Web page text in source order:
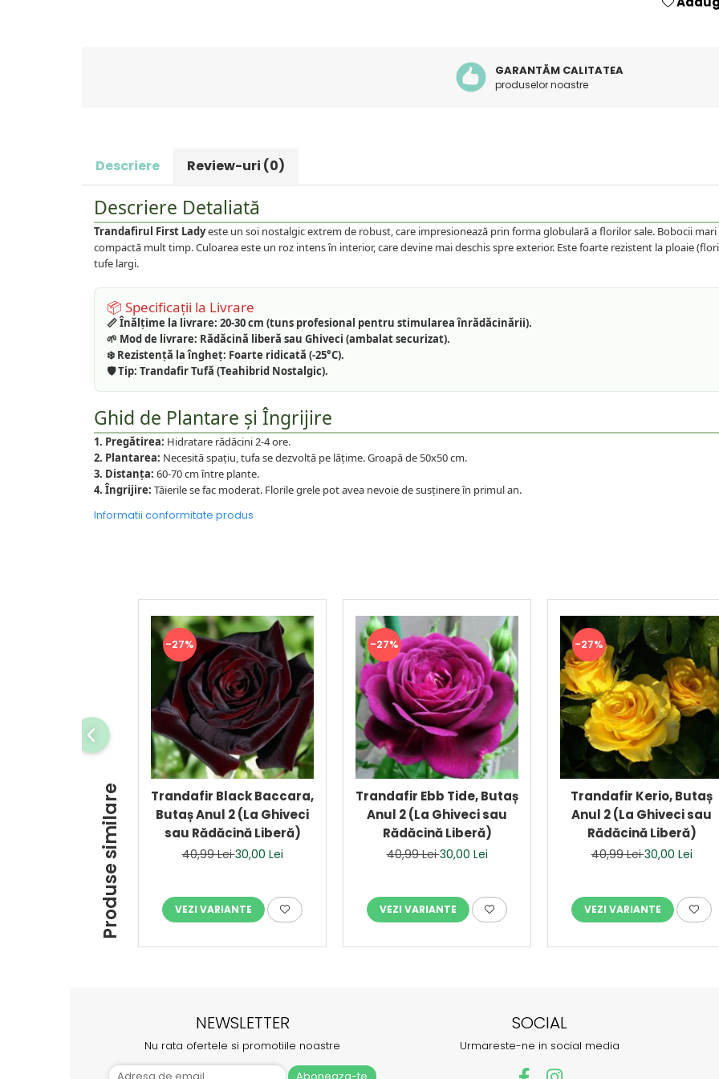
GARANTĂM CALITATEA
produselor noastre
Descriere Review-uri (0)
Descriere Detaliată
Trandafirul First Ladyeste un soi nostalgic extrem de robust, care impresionează prin forma globulară a florilor sale. Bobocii
compactă mult timp. Culoarea este un roz intens în interior, care devine mai deschis spre exterior. Este foarte rezistent la ploaie
tufe largi.
📦 Specificații la Livrare
📏 Înălțime la livrare: 20-30 cm (tuns profesional pentru stimularea înrădăcinării).
🌱 Mod de livrare: Rădăcină liberă sau Ghiveci (ambalat securizat).
❄️ Rezistență la îngheț: Foarte ridicată (-25°C).
🛡️ Tip: Trandafir Tufă (Teahibrid Nostalgic).
Ghid de Plantare și Îngrijire
1. Pregătirea: Hidratare rădăcini 2-4 ore.
2. Plantarea: Necesită spațiu, tufa se dezvoltă pe lățime. Groapă de 50x50 cm.
3. Distanța: 60-70 cm între plante.
4. Îngrijire: Tăierile se fac moderat. Florile grele pot avea nevoie de susținere în primul an.
Informatii conformitate produs
Produse similare
-27%
Trandafir Black Baccara,
Butaș Anul 2 (La Ghiveci
sau Rădăcină Liberă)
40,99 Lei30,00 Lei
VEZI VARIANTE
-27%
Trandafir Ebb Tide, Butaș
Anul 2 (La Ghiveci sau
Rădăcină Liberă)
40,99 Lei30,00 Lei
VEZI VARIANTE
-27%
Trandafir Kerio, Butaș
Anul 2 (La Ghiveci sau
Rădăcină Liberă)
40,99 Lei30,00 Lei
VEZI VARIANTE
NEWSLETTER
Nu rata ofertele si promotiile noastre
SOCIAL
Urmareste-ne in social media